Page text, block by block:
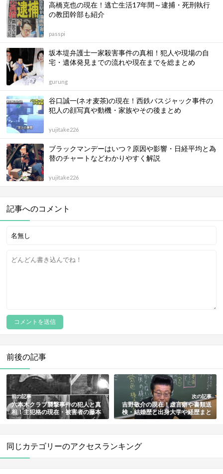
高橋克也の現在！逃亡生活17年間～逮捕・死刑執行
の教団幹部も紹介
passpi
坂本堤弁護士一家殺害事件の真相！犯人や現場の自
宅・遺体発見までの流れや現在までを総まとめ
gurung
谷口誠一(ネオ麦茶)の現在！西鉄バスジャック事件の
犯人の顔写真や動機・家族やその後まとめ
yujitake226
ブラックマンデーはいつ？原因や影響・日経平均と為
替のチャートなどわかりやすく解説
yujitake226
記事へのコメント
前後の記事
前の記事
六本木クラブ襲撃事件の犯人と真
相！主犯格の現在・被害者の藤本
亮介が人違いで殺害された原因ま
次の記事
吉野敬介の現在！虚言癖や書類送
検・結婚歴と出身大学や経歴まと
め【東進ハイスクールの元ヤン講
同じカテゴリーのアクセスランキング